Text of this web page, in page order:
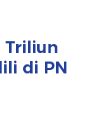
Triliun
di PN